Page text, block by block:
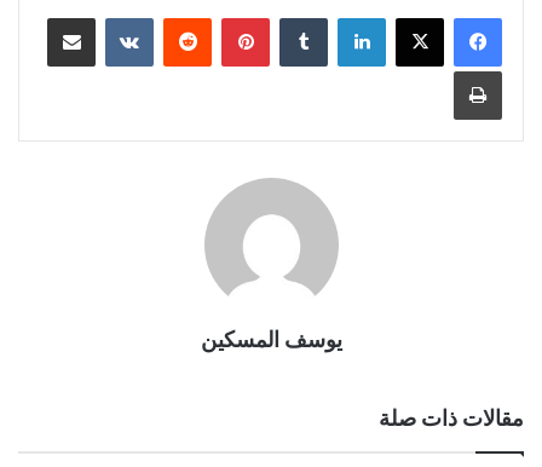
لينكدإن بينتيريست مشاركة عبر البريد
طباعة
يوسف المسكين
مقالات ذات صلة